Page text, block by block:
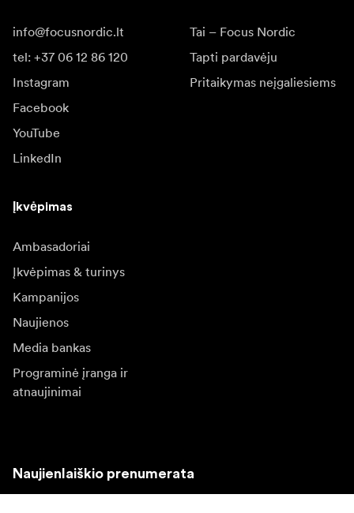
info@focusnordic.lt
tel: +37 06 12 86 120
Instagram
Facebook
YouTube
LinkedIn
Tai – Focus Nordic
Tapti pardavėju
Pritaikymas neįgaliesiems
Įkvėpimas
Ambasadoriai
Įkvėpimas & turinys
Kampanijos
Naujienos
Media bankas
Programinė įranga ir
atnaujinimai
Naujienlaiškio prenumerata
Gaukite naujjienas paie produktus, įkvepiančių įdėjų ir